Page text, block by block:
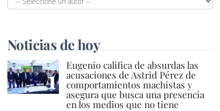
Noticias de hoy
1 Eugenio califica de absurdas las
acusaciones de Astrid Pérez de
comportamientos machistas y
asegura que busca una presencia
en los medios que no tiene